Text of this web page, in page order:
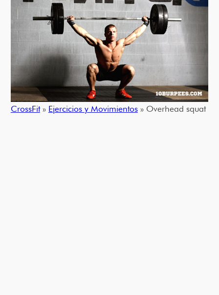
CrossFit» Ejercicios y Movimientos» Overhead squat